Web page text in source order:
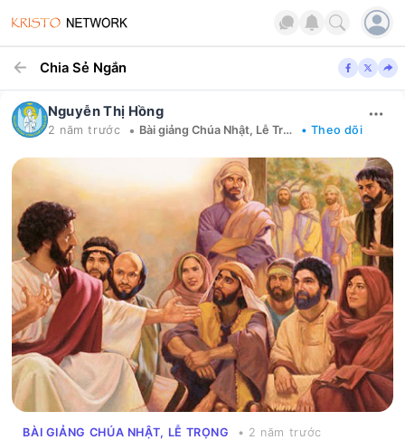
Chia Sẻ Ngắn
Nguyễn Thị Hồng
2 năm trước • Bài giảng Chúa Nhật, Lễ Trọng • Theo dõi
BÀI GIẢNG CHÚA NHẬT, LỄ TRỌNG • 2 năm trước